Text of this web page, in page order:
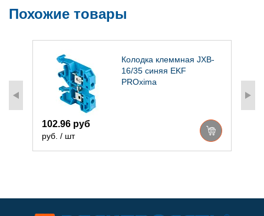
Похожие товары
Колодка клеммная JXB-
16/35 синяя EKF
PROxima
102.96 руб
руб. / шт